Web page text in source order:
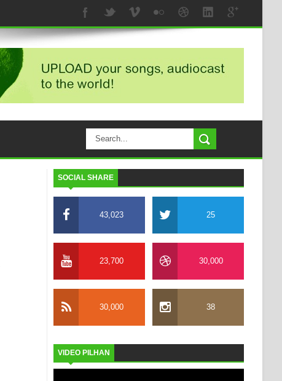
SOCIAL SHARE
43,023 25
23,700 30,000
30,000 38
VIDEO PILHAN